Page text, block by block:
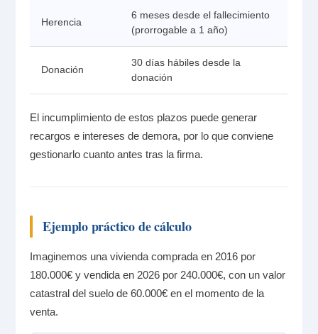
Herencia
6 meses desde el fallecimiento
(prorrogable a 1 año)
Donación
30 días hábiles desde la
donación
El incumplimiento de estos plazos puede generar
recargos e intereses de demora, por lo que conviene
gestionarlo cuanto antes tras la firma.
Ejemplo práctico de cálculo
Imaginemos una vivienda comprada en 2016 por
180.000€ y vendida en 2026 por 240.000€, con un valor
catastral del suelo de 60.000€ en el momento de la
venta.